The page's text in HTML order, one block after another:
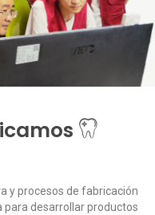
y procesos de fabricación
para desarrollar productos